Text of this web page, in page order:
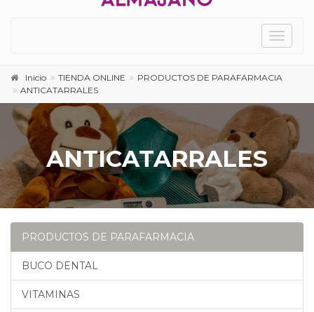
Mostrar
menú
Inicio TIENDA ONLINE
PRODUCTOS DE PARAFARMACIA
ANTICATARRALES
ANTICATARRALES
PRODUCTOS DE PARAFARMACIA
BUCO DENTAL
VITAMINAS